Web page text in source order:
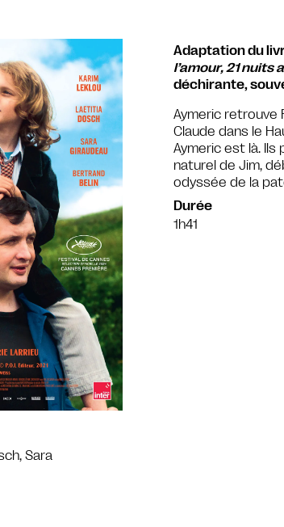
Sara
Adaptation du
l’amour, 21 nuits
déchirante,
Aymeric retrouve
Claude dans le
Aymeric est là. Ils
naturel de Jim,
odyssée de la
Durée
1h41